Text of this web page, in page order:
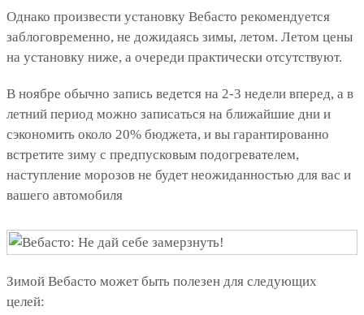
Однако произвести установку Вебасто рекомендуется
заблоговременно, не дожидаясь зимы, летом. Летом цены
на установку ниже, а очереди практически отсутствуют.
В ноябре обычно запись ведется на 2-3 недели вперед, а в
летний период можно записаться на ближайшие дни и
сэкономить около 20% бюджета, и вы гарантированно
встретите зиму с предпусковым подогревателем,
наступление морозов не будет неожиданностью для вас и
вашего автомобиля
Зимой Вебасто может быть полезен для следующих
целей: